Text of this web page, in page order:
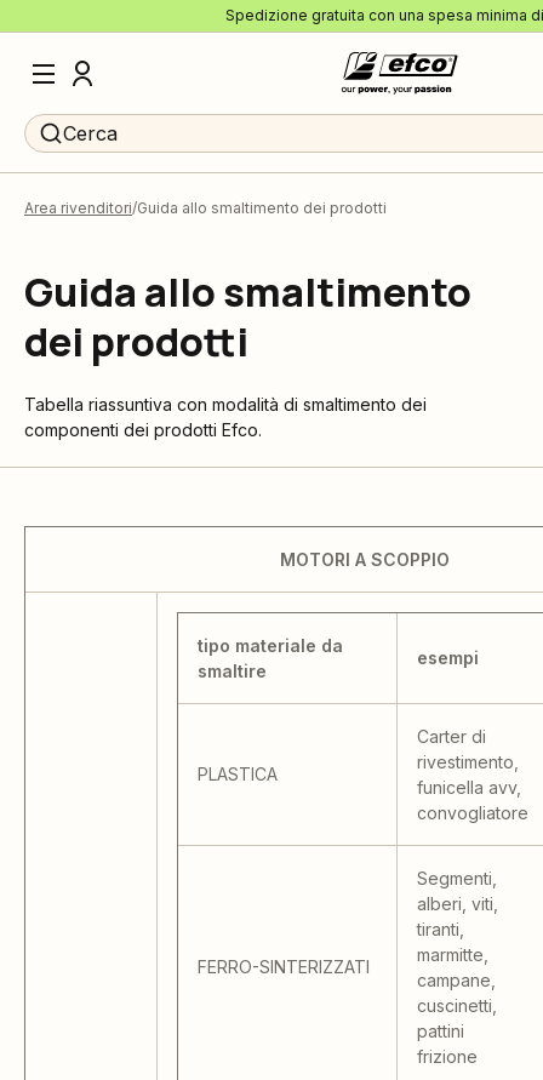
Spedizione gratuita con una spesa minima
Cerca
Area rivenditori Guida allo smaltimento dei prodotti
Guida allo smaltimento
dei prodotti
Tabella riassuntiva con modalità di smaltimento dei
componenti dei prodotti Efco.
MOTORI A SCOPPIO
tipo materiale da
smaltire
esempi
PLASTICA
Carter di
rivestimento,
funicella avv,
convogliatore
FERRO-SINTERIZZATI
Segmenti,
alberi, viti,
tiranti,
marmitte,
campane,
cuscinetti,
pattini
frizione